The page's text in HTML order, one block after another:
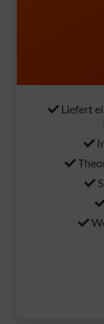
Liefert